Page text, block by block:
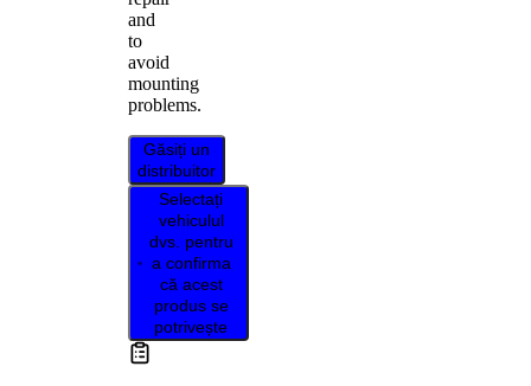
and
to
avoid
mounting
problems.
Găsiți un
distribuitor
Selectați
vehiculul
dvs. pentru
a confirma
că acest
produs se
potrivește